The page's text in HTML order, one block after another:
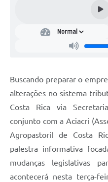
Buscando preparar o
alterações no sistema
Costa Rica via
conjunto com a Aciacri
Agropastoril de Costa
palestra informativa
mudanças legislativas
acontecerá nesta terça-